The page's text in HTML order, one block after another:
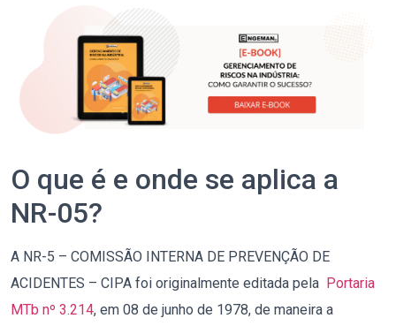
O que é e onde se aplica a
NR-05?
A NR-5 – COMISSÃO INTERNA DE PREVENÇÃO DE
ACIDENTES – CIPA foi originalmente editada pela Portaria
MTb nº 3.214, em 08 de junho de 1978, de maneira a